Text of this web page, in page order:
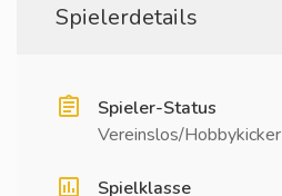
Spielerdetails
Spieler-Status
Vereinslos/Hobbykicker
Spielklasse